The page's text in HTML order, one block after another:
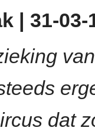
| 31-03-
dat